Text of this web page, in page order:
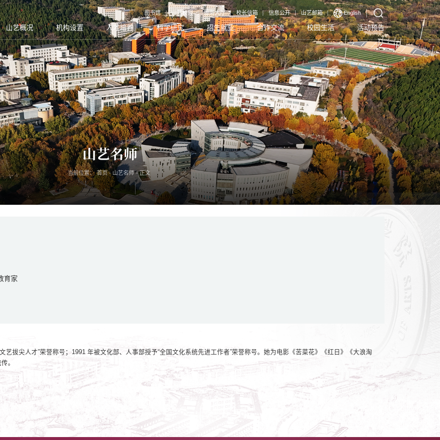
图书馆 山艺校报 服务大厅 校长信箱 信息公开 山艺邮箱 English
山艺概况 机构设置 人才培养 科学研究 招生就业 合作交流 校园生活 活动预告
山艺名师
当前位置： 首页 - 山艺名师 - 正文
育家
艺拔尖人才”荣誉称号；1991 年被文化部、人事部授予“全国文化系统先进工作者”荣誉称号。她为电影《苦菜花》《红日》《大浪淘
。